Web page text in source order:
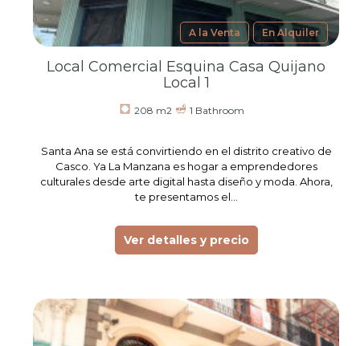
A la Venta En Alquiler
Local Comercial Esquina Casa Quijano
Local 1
208 m2 1 Bathroom
Santa Ana se está convirtiendo en el distrito creativo de
Casco. Ya La Manzana es hogar a emprendedores
culturales desde arte digital hasta diseño y moda. Ahora,
te presentamos el…
Ver detalles y precio